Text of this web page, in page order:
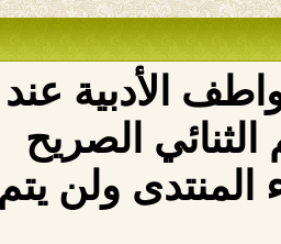
الأدبية
الصريح
ولن